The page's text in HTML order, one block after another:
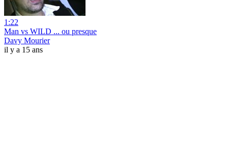
1:22
Man vs WILD ... ou presque
Davy Mourier
il y a 15 ans